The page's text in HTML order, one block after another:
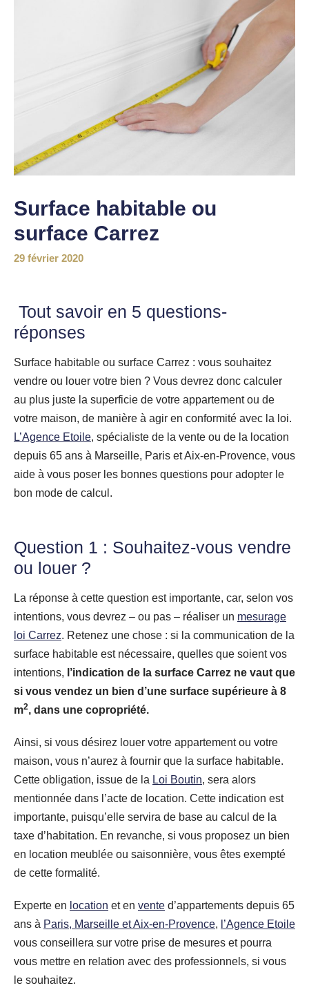
Surface habitable ou
surface Carrez
29 février 2020
Tout savoir en 5 questions-
réponses
Surface habitable ou surface Carrez : vous souhaitez
vendre ou louer votre bien ? Vous devrez donc calculer
au plus juste la superficie de votre appartement ou de
votre maison, de manière à agir en conformité avec la loi.
L’Agence Etoile, spécialiste de la vente ou de la location
depuis 65 ans à Marseille, Paris et Aix-en-Provence, vous
aide à vous poser les bonnes questions pour adopter le
bon mode de calcul.
Question 1 : Souhaitez-vous vendre
ou louer ?
La réponse à cette question est importante, car, selon vos
intentions, vous devrez – ou pas – réaliser un mesurage
loi Carrez. Retenez une chose : si la communication de la
surface habitable est nécessaire, quelles que soient vos
intentions, l’indication de la surface Carrez ne vaut que
si vous vendez un bien d’une surface supérieure à 8
m2, dans une copropriété.
Ainsi, si vous désirez louer votre appartement ou votre
maison, vous n’aurez à fournir que la surface habitable.
Cette obligation, issue de la Loi Boutin, sera alors
mentionnée dans l’acte de location. Cette indication est
importante, puisqu’elle servira de base au calcul de la
taxe d’habitation. En revanche, si vous proposez un bien
en location meublée ou saisonnière, vous êtes exempté
de cette formalité.
Experte en location et en vente d’appartements depuis 65
ans à Paris, Marseille et Aix-en-Provence, l’Agence Etoile
vous conseillera sur votre prise de mesures et pourra
vous mettre en relation avec des professionnels, si vous
le souhaitez.